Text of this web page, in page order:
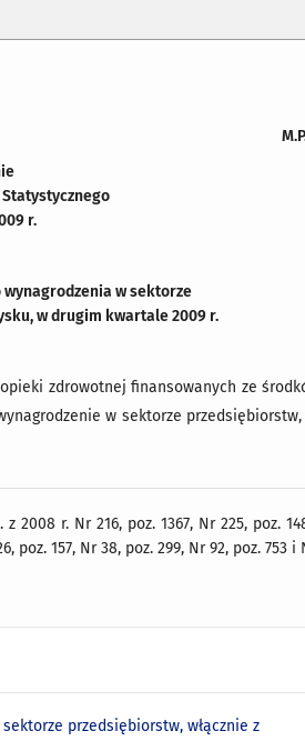
Statystycznego
r.
w sektorze
w drugim kwartale 2009 r.
zdrowotnej finansowanych ze
w sektorze przedsiębiorstw,
r. Nr 216, poz. 1367, Nr 225, poz.
poz. 157, Nr 38, poz. 299, Nr 92, poz. 753 i
przedsiębiorstw, włącznie z